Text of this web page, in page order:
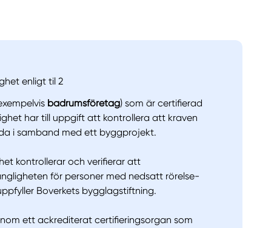
Få hjälp
enligt til 2
badrumsföretag) som är certifierad
har till uppgift att kontrollera att kraven
i samband med ett byggprojekt.
kontrollerar och verifierar att
för personer med nedsatt rörelse-
Boverkets bygglagstiftning.
ett ackrediterat certifieringsorgan som